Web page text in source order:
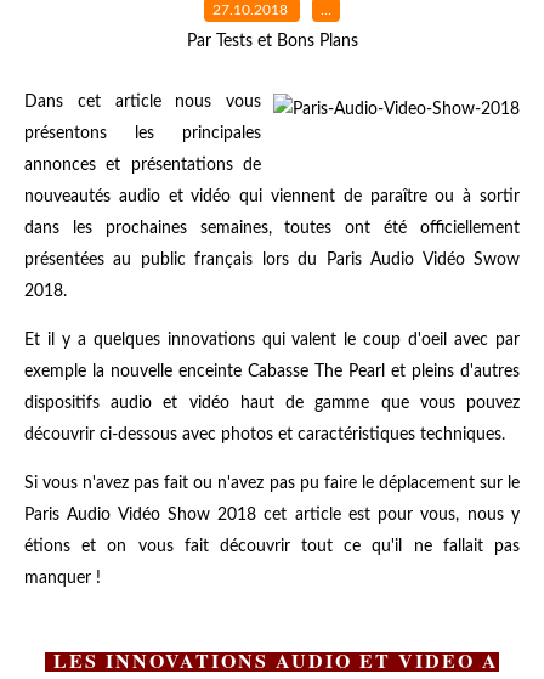
27.10.2018 …
Par Tests et Bons Plans
Dans cet article nous vous
présentons les principales
annonces et présentations de
nouveautés audio et vidéo qui viennent de paraître ou à sortir
dans les prochaines semaines, toutes ont été officiellement
présentées au public français lors du Paris Audio Vidéo Swow
2018.
Et il y a quelques innovations qui valent le coup d'oeil avec par
exemple la nouvelle enceinte Cabasse The Pearl et pleins d'autres
dispositifs audio et vidéo haut de gamme que vous pouvez
découvrir ci-dessous avec photos et caractéristiques techniques.
Si vous n'avez pas fait ou n'avez pas pu faire le déplacement sur le
Paris Audio Vidéo Show 2018 cet article est pour vous, nous y
étions et on vous fait découvrir tout ce qu'il ne fallait pas
manquer !
LES INNOVATIONS AUDIO ET VIDEO A